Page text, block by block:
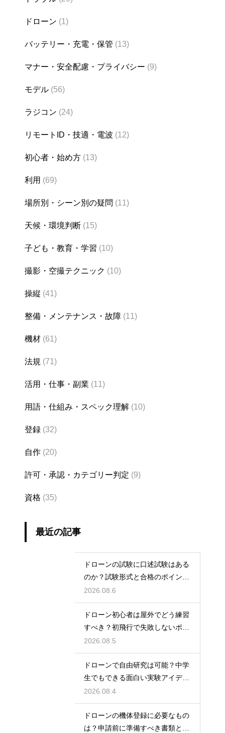
ドローン (1)
バッテリー・充電・保管 (13)
マナー・安全配慮・プライバシー (9)
モデル (56)
ラジコン (24)
リモートID・技適・電波 (12)
初心者・始め方 (13)
利用 (69)
場所別・シーン別の疑問 (11)
天候・環境判断 (15)
子ども・教育・学習 (10)
撮影・空撮テクニック (10)
操縦 (41)
整備・メンテナンス・故障 (11)
機材 (61)
法規 (71)
活用・仕事・副業 (11)
用語・仕組み・スペック理解 (10)
登録 (32)
自作 (20)
許可・承認・カテゴリー判定 (9)
資格 (35)
最近の記事
ドローンの試験に口述試験はある
のか？試験形式と合格のポイント
を解説
2026.08.6
ドローン初心者は屋外でどう練習
すべき？初飛行で失敗しないポイ
ント
2026.08.5
ドローンで自由研究は可能？中学
生でもできる面白い実験アイデア
を紹介
2026.08.4
ドローンの機体登録に必要なもの
は？申請前に準備すべき書類と情